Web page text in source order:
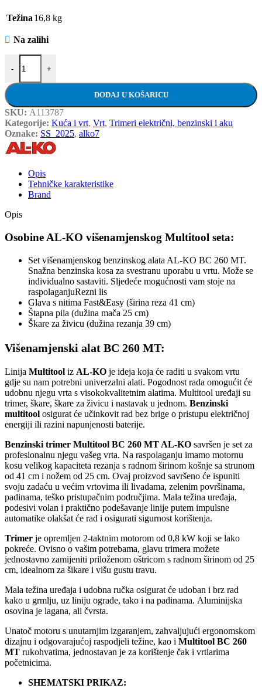
Težina 16,8 kg
Na zalihi
-
AL-KO benzinski višenamjenski alat BC 260 MT - set količina
+
DODAJ U KOŠARICU
SKU: A113787
Kategorije: Kuća i vrt, Vrt, Trimeri električni, benzinski i aku
Oznake: SS_2025, alko7
Opis
Tehničke karakteristike
Brand
Opis
Osobine AL-KO višenamjenskog Multitool seta:
Set višenamjenskog benzinskog alata AL-KO BC 260 MT.
Snažna benzinska kosa za svestranu uporabu u vrtu. Može se
individualno sastaviti. Sljedeće mogućnosti vam stoje na
raspolaganjuRezni lis
Glava s nitima Fast&Easy (širina reza 41 cm)
Štapna pila (dužina mača 25 cm)
Škare za živicu (dužina rezanja 39 cm)
Višenamjenski alat BC 260 MT:
Linija Multitool iz AL-KO je ideja koja će raditi u svakom vrtu
gdje su nam potrebni univerzalni alati. Pogodnost rada omogućit će
udobnu njegu vrta s visokokvalitetnim alatima. Multitool uređaji su
trimer, škare, škare za živicu i nastavak u jednom. Benzinski
multitool osigurat će učinkovit rad bez brige o pristupu električnoj
energiji ili razini napunjenosti baterije.
Benzinski trimer Multitool BC 260 MT AL-KO savršen je set za
profesionalnu njegu vašeg vrta. Na raspolaganju imamo motornu
kosu velikog kapaciteta rezanja s radnom širinom košnje sa strunom
od 41 cm i nožem od 25 cm. Ovaj proizvod savršeno će ispuniti
svoju zadaću u većim vrtovima ili livadama, zelenim površinama,
padinama, teško pristupačnim područjima. Mala težina uređaja,
podesivi volan i praktično podešavanje linije putem impulsne
automatike olakšat će rad i osigurati sigurnost korištenja.
Trimer je opremljen 2-taktnim motorom od 0,8 kW koji se lako
pokreće. Ovisno o vašim potrebama, glavu trimera možete
jednostavno zamijeniti priloženom oštricom s radnom širinom od 25
cm, idealnom za šikare i višu gustu travu.
Mala težina uređaja i udobna ručka osigurat će udoban i brz rad
kako u grmlju, uz liniju ograde, tako i na padinama. Aluminijska
osovina je lagana, ali čvrsta.
Unatoč motoru s unutarnjim izgaranjem, zahvaljujući ergonomskom
dizajnu i odgovarajućoj raspodjeli težine, kao i Multitool BC 260
MT rukohvatima, jednostavan je za korištenje čak i vrtlarima
početnicima.
SHEMATSKI PRIKAZ: